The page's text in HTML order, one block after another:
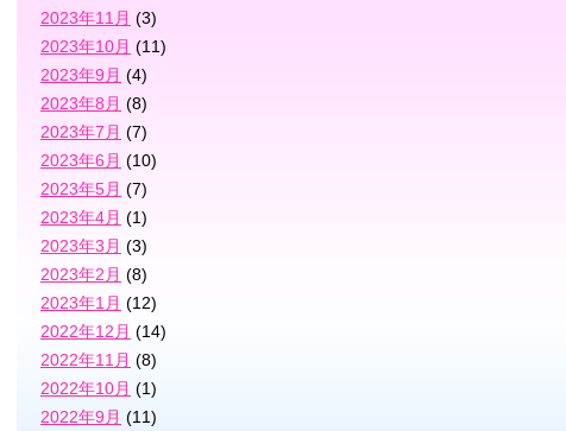
2023年11月 (3)
2023年10月 (11)
2023年9月 (4)
2023年8月 (8)
2023年7月 (7)
2023年6月 (10)
2023年5月 (7)
2023年4月 (1)
2023年3月 (3)
2023年2月 (8)
2023年1月 (12)
2022年12月 (14)
2022年11月 (8)
2022年10月 (1)
2022年9月 (11)